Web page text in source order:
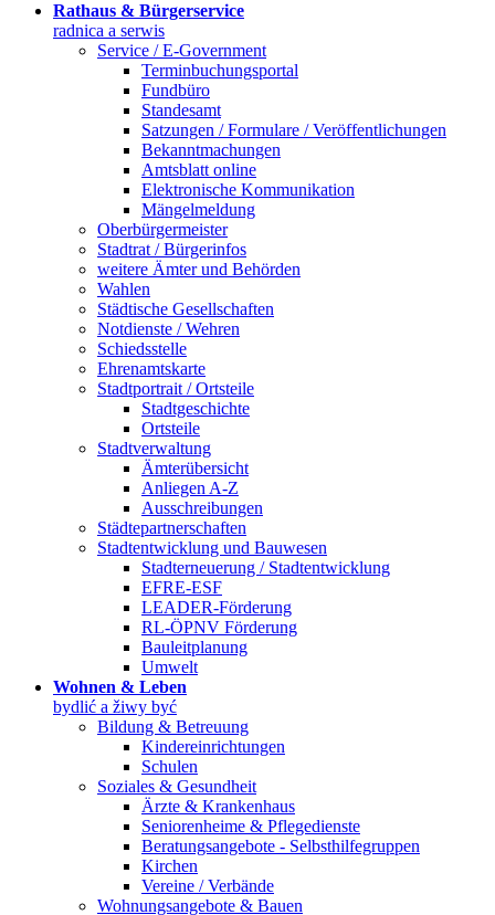
Rathaus & Bürgerservice
radnica a serwis
Service / E-Government
Terminbuchungsportal
Fundbüro
Standesamt
Satzungen / Formulare / Veröffentlichungen
Bekanntmachungen
Amtsblatt online
Elektronische Kommunikation
Mängelmeldung
Oberbürgermeister
Stadtrat / Bürgerinfos
weitere Ämter und Behörden
Wahlen
Städtische Gesellschaften
Notdienste / Wehren
Schiedsstelle
Ehrenamtskarte
Stadtportrait / Ortsteile
Stadtgeschichte
Ortsteile
Stadtverwaltung
Ämterübersicht
Anliegen A-Z
Ausschreibungen
Städtepartnerschaften
Stadtentwicklung und Bauwesen
Stadterneuerung / Stadtentwicklung
EFRE-ESF
LEADER-Förderung
RL-ÖPNV Förderung
Bauleitplanung
Umwelt
Wohnen & Leben
bydlić a žiwy być
Bildung & Betreuung
Kindereinrichtungen
Schulen
Soziales & Gesundheit
Ärzte & Krankenhaus
Seniorenheime & Pflegedienste
Beratungsangebote - Selbsthilfegruppen
Kirchen
Vereine / Verbände
Wohnungsangebote & Bauen